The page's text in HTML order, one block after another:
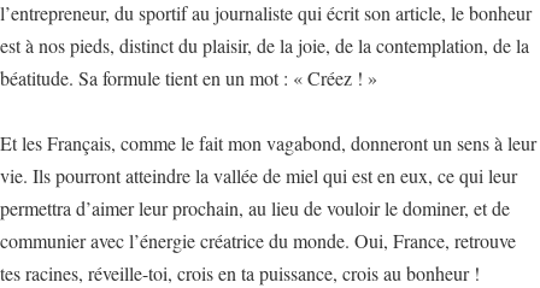
l’entrepreneur, du sportif au journaliste qui écrit son article, le bonheur
est à nos pieds, distinct du plaisir, de la joie, de la contemplation, de la
béatitude. Sa formule tient en un mot : « Créez ! »
Et les Français, comme le fait mon vagabond, donneront un sens à leur
vie. Ils pourront atteindre la vallée de miel qui est en eux, ce qui leur
permettra d’aimer leur prochain, au lieu de vouloir le dominer, et de
communier avec l’énergie créatrice du monde. Oui, France, retrouve
tes racines, réveille-toi, crois en ta puissance, crois au bonheur !